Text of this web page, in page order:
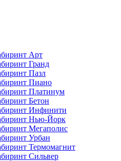
Арт
Гранд
Пазл
Пиано
Платинум
Бетон
Инфинити
Нью-Йорк
Мегаполис
Урбан
Термомагнит
Сильвер